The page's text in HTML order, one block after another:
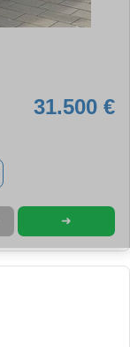
31.500 €
➜